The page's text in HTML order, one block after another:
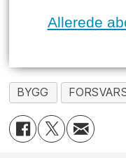
Allerede
BYGG